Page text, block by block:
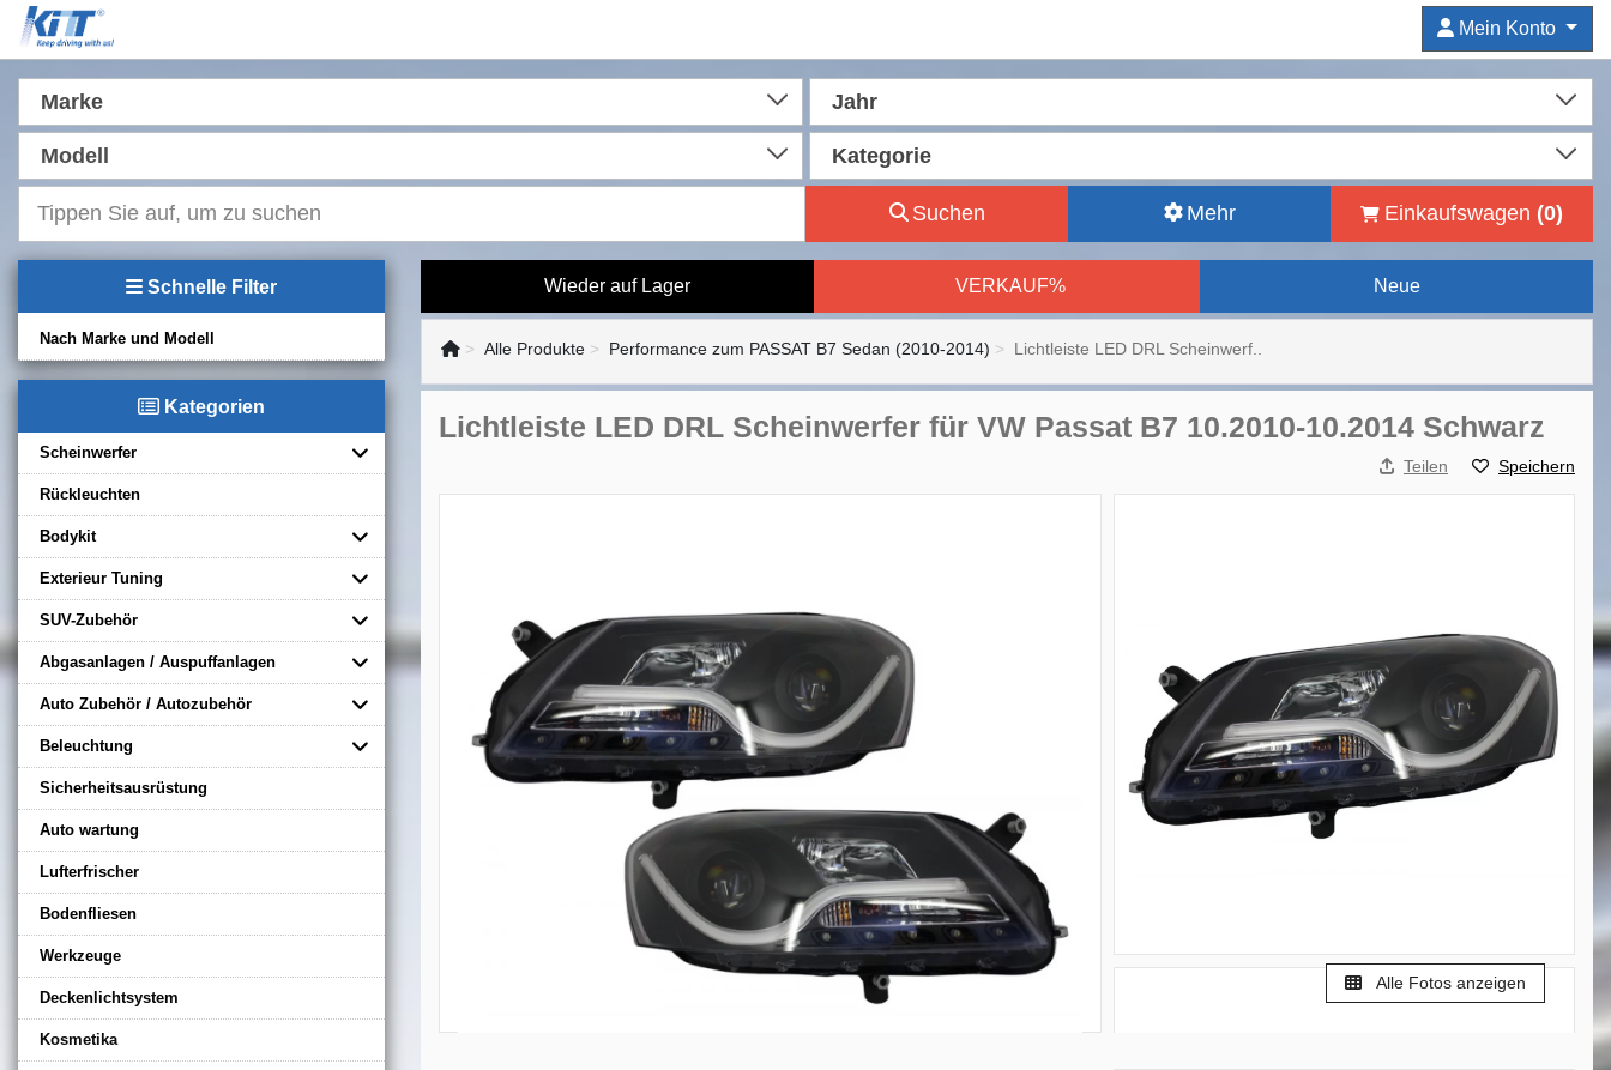
Mein Konto
Marke Jahr
Modell Kategorie
Suchen Mehr Einkaufswagen (0)
Schnelle Filter
Nach Marke und Modell
Kategorien
Scheinwerfer
Rückleuchten
Bodykit
Exterieur Tuning
SUV-Zubehör
Abgasanlagen / Auspuffanlagen
Auto Zubehör / Autozubehör
Beleuchtung
Sicherheitsausrüstung
Auto wartung
Lufterfrischer
Bodenfliesen
Werkzeuge
Deckenlichtsystem
Kosmetika
Wieder auf Lager VERKAUF% Neue
Alle Produkte Performance zum PASSAT B7 Sedan (2010-2014) Lichtleiste LED DRL Scheinwerf..
Lichtleiste LED DRL Scheinwerfer für VW Passat B7 10.2010-10.2014 Schwarz
Teilen Speichern
Alle Fotos anzeigen